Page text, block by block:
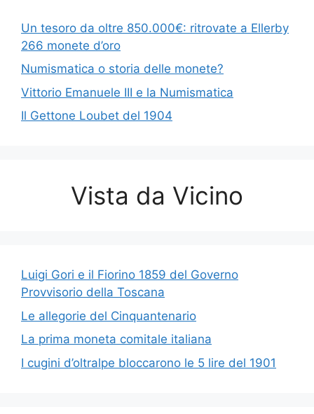
Un tesoro da oltre 850.000€: ritrovate a Ellerby
266 monete d’oro
Numismatica o storia delle monete?
Vittorio Emanuele III e la Numismatica
Il Gettone Loubet del 1904
Vista da Vicino
Luigi Gori e il Fiorino 1859 del Governo
Provvisorio della Toscana
Le allegorie del Cinquantenario
La prima moneta comitale italiana
I cugini d’oltralpe bloccarono le 5 lire del 1901